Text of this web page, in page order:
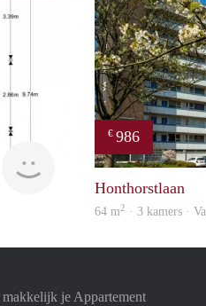
€ 986
Honthorstlaan
64 m2 · 3 kamers ·
je Appartement